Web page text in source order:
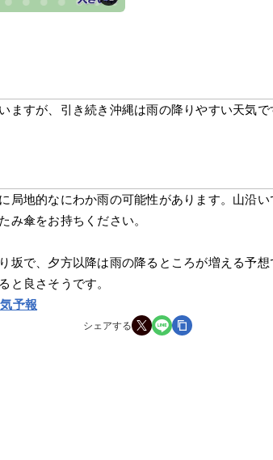
ますが、引き続き沖縄は雨の降りやすい天気
局地的なにわか雨の可能性があります。山沿
み傘をお持ちください。
坂で、夕方以降は雨の降るところが増える予
と良さそうです。
予報
シェアする